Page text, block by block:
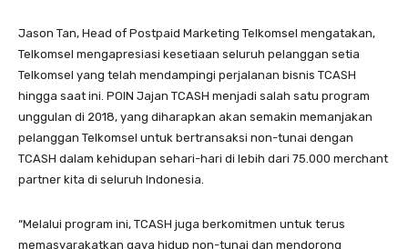
Jason Tan, Head of Postpaid Marketing Telkomsel mengatakan,
Telkomsel mengapresiasi kesetiaan seluruh pelanggan setia
Telkomsel yang telah mendampingi perjalanan bisnis TCASH
hingga saat ini. POIN Jajan TCASH menjadi salah satu program
unggulan di 2018, yang diharapkan akan semakin memanjakan
pelanggan Telkomsel untuk bertransaksi non-tunai dengan
TCASH dalam kehidupan sehari-hari di lebih dari 75.000 merchant
partner kita di seluruh Indonesia.
“Melalui program ini, TCASH juga berkomitmen untuk terus
memasyarakatkan gaya hidup non-tunai dan mendorong